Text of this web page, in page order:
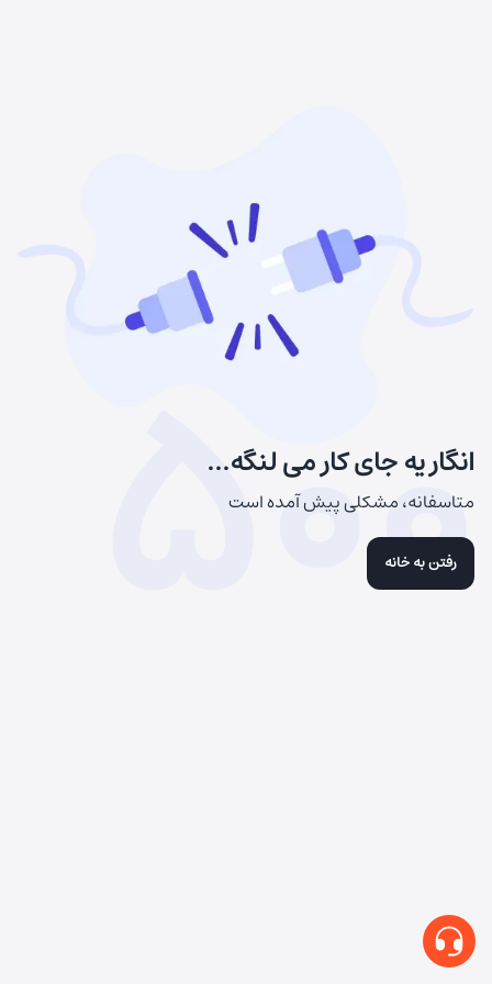
انگار یه جای کار می لنگه...
متاسفانه، مشکلی پیش آمده است
رفتن به خانه
500